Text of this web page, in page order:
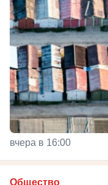
вчера в 16:00
Общество